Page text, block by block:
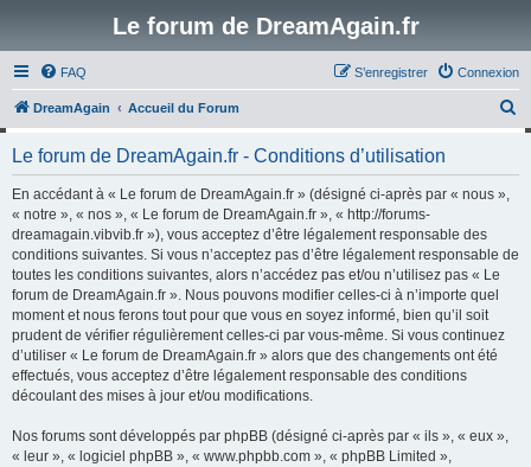
Le forum de DreamAgain.fr
FAQ Connexion
S’enregistrer
DreamAgain Accueil du Forum
Le forum de DreamAgain.fr - Conditions d’utilisation
En accédant à « Le forum de DreamAgain.fr » (désigné ci-après par « nous »,
« notre », « nos », « Le forum de DreamAgain.fr », « http://forums-
dreamagain.vibvib.fr »), vous acceptez d’être légalement responsable des
conditions suivantes. Si vous n’acceptez pas d’être légalement responsable de
toutes les conditions suivantes, alors n’accédez pas et/ou n’utilisez pas « Le
forum de DreamAgain.fr ». Nous pouvons modifier celles-ci à n’importe quel
moment et nous ferons tout pour que vous en soyez informé, bien qu’il soit
prudent de vérifier régulièrement celles-ci par vous-même. Si vous continuez
d’utiliser « Le forum de DreamAgain.fr » alors que des changements ont été
effectués, vous acceptez d’être légalement responsable des conditions
découlant des mises à jour et/ou modifications.
Nos forums sont développés par phpBB (désigné ci-après par « ils », « eux »,
« leur », « logiciel phpBB », « www.phpbb.com », « phpBB Limited »,